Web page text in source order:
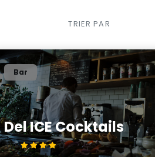
TRIER PAR
Del ICE Cocktails
4.1/5
Bar